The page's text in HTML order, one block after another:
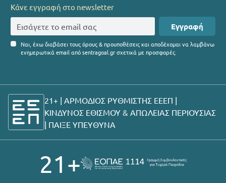
Κάνε εγγραφή στο newsletter
Εγγραφή
Ναι, έχω διαβάσει τους όρους & προυποθέσεις και αποδέχομαι να λαμβάνω
ενημερωτικά email από sentragoal.gr σχετικά με προσφορές.
21+ | ΑΡΜΟΔΙΟΣ ΡΥΘΜΙΣΤΗΣ ΕΕΕΠ |
ΚΙΝΔΥΝΟΣ ΕΘΙΣΜΟΥ & ΑΠΩΛΕΙΑΣ ΠΕΡΙΟΥΣΙΑΣ
| ΠΑΙΞΕ ΥΠΕΥΘΥΝΑ
21+